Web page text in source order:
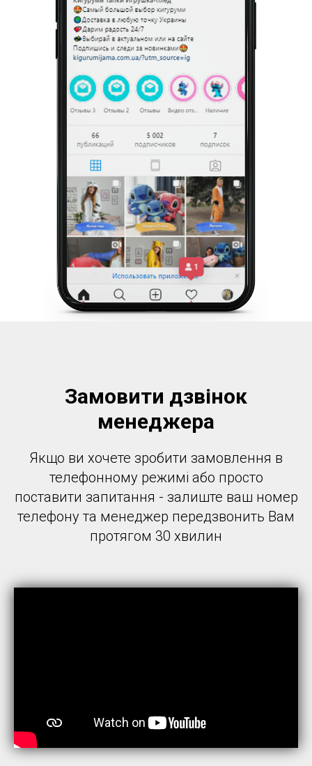
Замовити дзвінок
менеджера
Якщо ви хочете зробити замовлення в
телефонному режимі або просто
поставити запитання - залиште ваш номер
телефону та менеджер передзвонить Вам
протягом 30 хвилин